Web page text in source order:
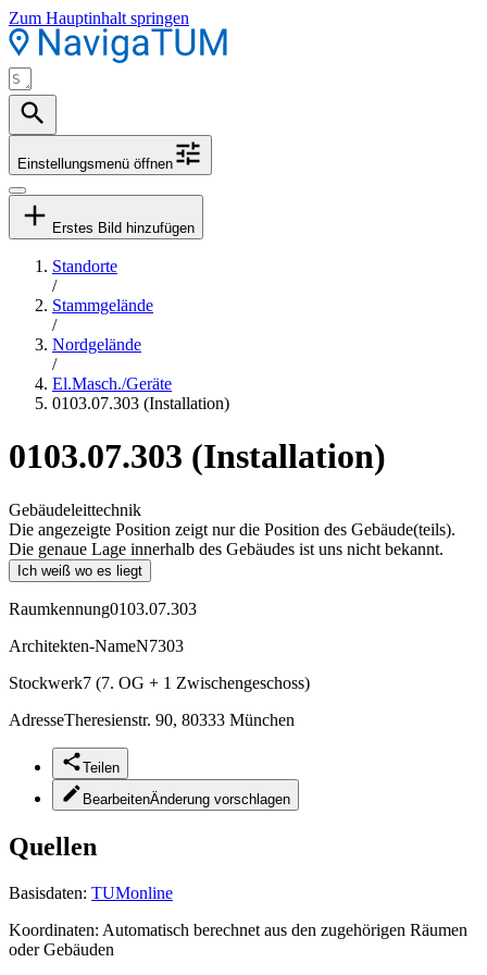
Zum Hauptinhalt springen
Einstellungsmenü öffnen
Erstes Bild hinzufügen
Standorte
/
Stammgelände
/
Nordgelände
/
El.Masch./Geräte
0103.07.303 (Installation)
0103.07.303 (Installation)
Gebäudeleittechnik
Die angezeigte Position zeigt nur die Position des Gebäude(teils).
Die genaue Lage innerhalb des Gebäudes ist uns nicht bekannt.
Ich weiß wo es liegt
Raumkennung0103.07.303
Architekten-NameN7303
Stockwerk7 (7. OG + 1 Zwischengeschoss)
AdresseTheresienstr. 90, 80333 München
Teilen
BearbeitenÄnderung vorschlagen
Quellen
Basisdaten: TUMonline
Koordinaten: Automatisch berechnet aus den zugehörigen Räumen
oder Gebäuden